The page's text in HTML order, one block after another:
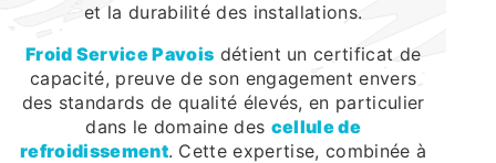
et la durabilité des installations.
Froid Service Pavois détient un certificat de
capacité, preuve de son engagement envers
des standards de qualité élevés, en particulier
dans le domaine des cellule de
refroidissement. Cette expertise, combinée à